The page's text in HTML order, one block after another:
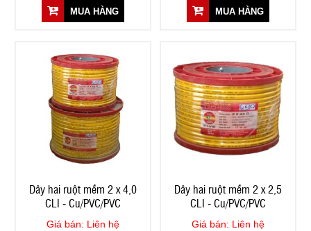
MUA HÀNG MUA HÀNG
Dây hai ruột mềm 2 x 4,0
CLI - Cu/PVC/PVC
Giá bán: Liên hệ
Dây hai ruột mềm 2 x 2,5
CLI - Cu/PVC/PVC
Giá bán: Liên hệ